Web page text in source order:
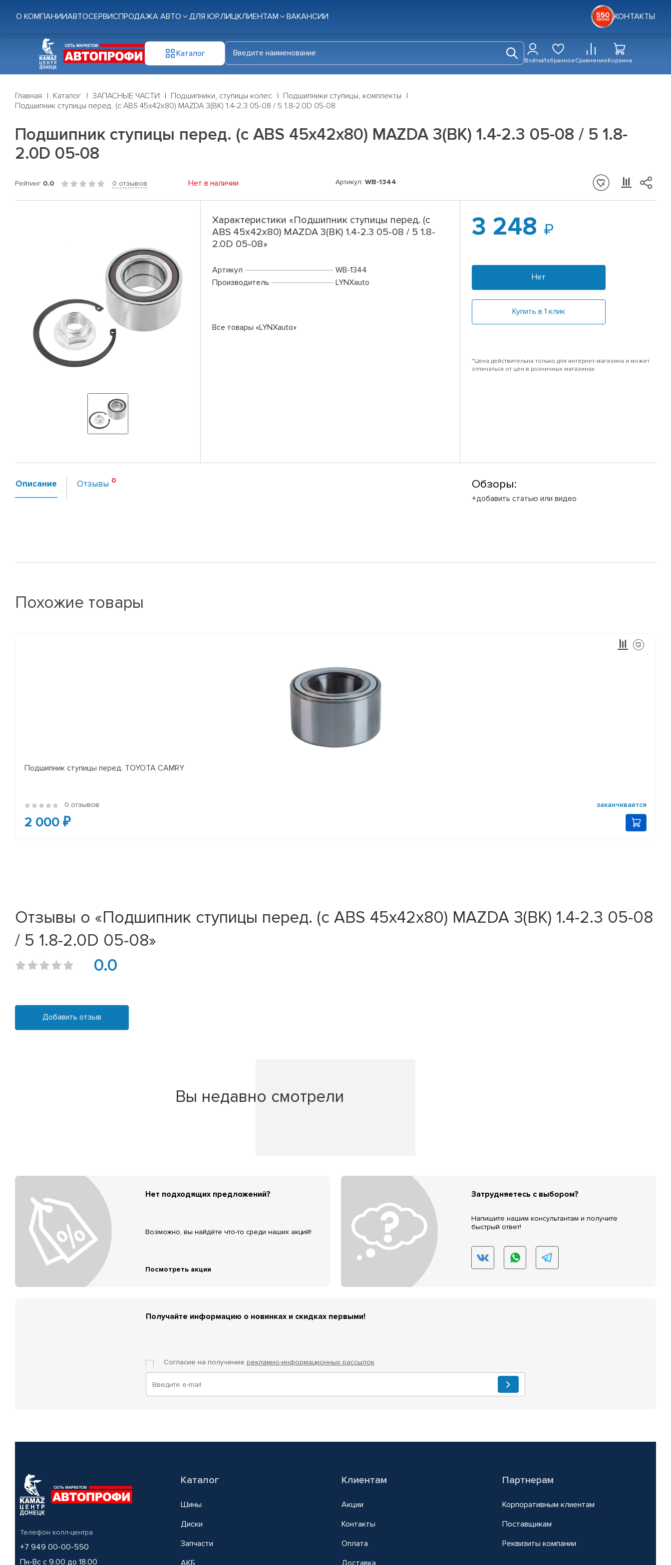
О КОМПАНИИАВТОСЕРВИСПРОДАЖА АВТО ДЛЯ ЮР.ЛИЦКЛИЕНТАМ ВАКАНСИИ КОНТАКТЫ
Каталог
ВойтиИзбранноеСравнениеКорзина
Главная Каталог ЗАПАСНЫЕ ЧАСТИ Подшипники, ступицы колес
Подшипники ступицы, комплекты
Подшипник ступицы перед. (с ABS 45x42x80) MAZDA 3(BK) 1.4-2.3 05-08 / 5 1.8-2.0D 05-08
Подшипник ступицы перед. (с ABS 45x42x80) MAZDA 3(BK) 1.4-2.3 05-08 / 5 1.8-
2.0D 05-08
Рейтинг 0.0 0 отзывов Нет в наличии Артикул: WB-1344
Характеристики «Подшипник ступицы перед. (с
ABS 45x42x80) MAZDA 3(BK) 1.4-2.3 05-08 / 5 1.8-
2.0D 05-08»
Артикул
WB-1344
Производитель
LYNXauto
Все товары «LYNXauto»
3 248
Нет
Купить в 1 клик
*Цена действительна только для интернет-магазина и может
отличаться от цен в розничных магазинах
Описание Отзывы Обзоры:
+добавить статью или видео
Похожие товары
Подшипник ступицы перед. TOYOTA CAMRY
0 отзывов заканчивается
2 000 ₽
Отзывы о «Подшипник ступицы перед. (с ABS 45x42x80) MAZDA 3(BK) 1.4-2.3 05-08
/ 5 1.8-2.0D 05-08»
0.0
Добавить отзыв
Вы недавно смотрели
Нет подходящих предложений?
Возможно, вы найдёте что-то среди наших акций!
Посмотреть акции
Затрудняетесь с выбором?
Напишите нашим консультантам и получите
быстрый ответ!
Получайте информацию о новинках и скидках первыми!
Согласие на получение рекламно-информационных рассылок
Телефон колл-центра
+7 949 00-00-550
Пн-Вс с 9.00 до 18.00
Каталог
Шины
Диски
Запчасти
АКБ
Клиентам
Акции
Контакты
Оплата
Доставка
Партнерам
Корпоративным клиентам
Поставщикам
Реквизиты компании